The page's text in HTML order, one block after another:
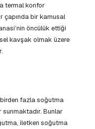
termal konfor
çapında bir kamusal
öncülük ettiği
kavşak olmak üzere
birden fazla soğutma
Bunlar
iletken soğutma